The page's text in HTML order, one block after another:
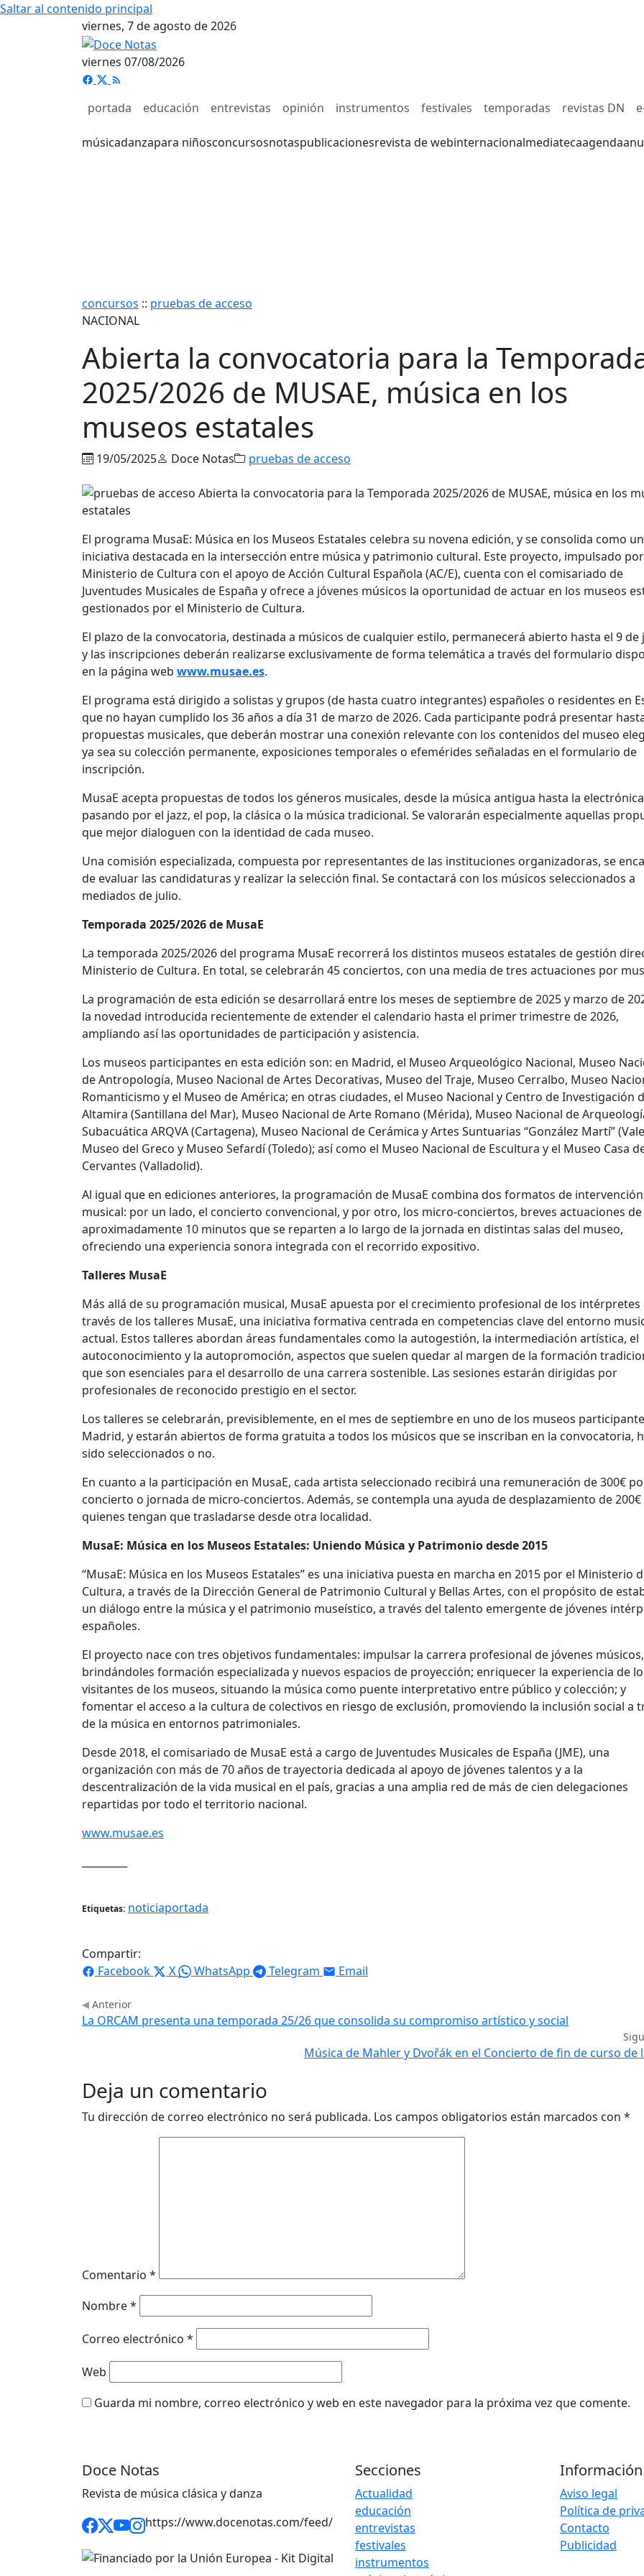
Saltar al contenido principal
viernes, 7 de agosto de 2026
viernes 07/08/2026
portada educación entrevistas opinión instrumentos festivales temporadas revistas DN
músicadanzapara niñosconcursosnotaspublicacionesrevista de webinternacionalmediatecaagenda
concursos :: pruebas de acceso
NACIONAL
Abierta la convocatoria para la
2025/2026 de MUSAE, música en los
museos estatales
19/05/2025 Doce Notas pruebas de acceso
El programa MusaE: Música en los Museos Estatales celebra su novena edición, y se consolida como
iniciativa destacada en la intersección entre música y patrimonio cultural. Este proyecto, impulsado
Ministerio de Cultura con el apoyo de Acción Cultural Española (AC/E), cuenta con el comisariado de
Juventudes Musicales de España y ofrece a jóvenes músicos la oportunidad de actuar en los museos
gestionados por el Ministerio de Cultura.
El plazo de la convocatoria, destinada a músicos de cualquier estilo, permanecerá abierto hasta el 9 de
y las inscripciones deberán realizarse exclusivamente de forma telemática a través del formulario
en la página web www.musae.es.
El programa está dirigido a solistas y grupos (de hasta cuatro integrantes) españoles o residentes en
que no hayan cumplido los 36 años a día 31 de marzo de 2026. Cada participante podrá presentar
propuestas musicales, que deberán mostrar una conexión relevante con los contenidos del museo
ya sea su colección permanente, exposiciones temporales o efemérides señaladas en el formulario de
inscripción.
MusaE acepta propuestas de todos los géneros musicales, desde la música antigua hasta la
pasando por el jazz, el pop, la clásica o la música tradicional. Se valorarán especialmente aquellas
que mejor dialoguen con la identidad de cada museo.
Una comisión especializada, compuesta por representantes de las instituciones organizadoras, se
de evaluar las candidaturas y realizar la selección final. Se contactará con los músicos seleccionados a
mediados de julio.
Temporada 2025/2026 de MusaE
La temporada 2025/2026 del programa MusaE recorrerá los distintos museos estatales de gestión
Ministerio de Cultura. En total, se celebrarán 45 conciertos, con una media de tres actuaciones por
La programación de esta edición se desarrollará entre los meses de septiembre de 2025 y marzo de
la novedad introducida recientemente de extender el calendario hasta el primer trimestre de 2026,
ampliando así las oportunidades de participación y asistencia.
Los museos participantes en esta edición son: en Madrid, el Museo Arqueológico Nacional, Museo
de Antropología, Museo Nacional de Artes Decorativas, Museo del Traje, Museo Cerralbo, Museo
Romanticismo y el Museo de América; en otras ciudades, el Museo Nacional y Centro de Investigación
Altamira (Santillana del Mar), Museo Nacional de Arte Romano (Mérida), Museo Nacional de
Subacuática ARQVA (Cartagena), Museo Nacional de Cerámica y Artes Suntuarias “González Martí”
Museo del Greco y Museo Sefardí (Toledo); así como el Museo Nacional de Escultura y el Museo Casa
Cervantes (Valladolid).
Al igual que en ediciones anteriores, la programación de MusaE combina dos formatos de intervención
musical: por un lado, el concierto convencional, y por otro, los micro-conciertos, breves actuaciones de
aproximadamente 10 minutos que se reparten a lo largo de la jornada en distintas salas del museo,
ofreciendo una experiencia sonora integrada con el recorrido expositivo.
Talleres MusaE
Más allá de su programación musical, MusaE apuesta por el crecimiento profesional de los intérpretes
través de los talleres MusaE, una iniciativa formativa centrada en competencias clave del entorno
actual. Estos talleres abordan áreas fundamentales como la autogestión, la intermediación artística, el
autoconocimiento y la autopromoción, aspectos que suelen quedar al margen de la formación
que son esenciales para el desarrollo de una carrera sostenible. Las sesiones estarán dirigidas por
profesionales de reconocido prestigio en el sector.
Los talleres se celebrarán, previsiblemente, en el mes de septiembre en uno de los museos
Madrid, y estarán abiertos de forma gratuita a todos los músicos que se inscriban en la convocatoria,
sido seleccionados o no.
En cuanto a la participación en MusaE, cada artista seleccionado recibirá una remuneración de 300€
concierto o jornada de micro-conciertos. Además, se contempla una ayuda de desplazamiento de 200€
quienes tengan que trasladarse desde otra localidad.
MusaE: Música en los Museos Estatales: Uniendo Música y Patrimonio desde 2015
“MusaE: Música en los Museos Estatales” es una iniciativa puesta en marcha en 2015 por el Ministerio
Cultura, a través de la Dirección General de Patrimonio Cultural y Bellas Artes, con el propósito de
un diálogo entre la música y el patrimonio museístico, a través del talento emergente de jóvenes
españoles.
El proyecto nace con tres objetivos fundamentales: impulsar la carrera profesional de jóvenes músicos,
brindándoles formación especializada y nuevos espacios de proyección; enriquecer la experiencia de
visitantes de los museos, situando la música como puente interpretativo entre público y colección; y
fomentar el acceso a la cultura de colectivos en riesgo de exclusión, promoviendo la inclusión social a
de la música en entornos patrimoniales.
Desde 2018, el comisariado de MusaE está a cargo de Juventudes Musicales de España (JME), una
organización con más de 70 años de trayectoria dedicada al apoyo de jóvenes talentos y a la
descentralización de la vida musical en el país, gracias a una amplia red de más de cien delegaciones
repartidas por todo el territorio nacional.
www.musae.es
Etiquetas: noticiaportada
Compartir:
Facebook
X WhatsApp Telegram Email
Anterior
La ORCAM presenta una temporada 25/26 que consolida su compromiso artístico y social
Música de Mahler y Dvořák en el Concierto de fin de curso de
Deja un comentario
Tu dirección de correo electrónico no será publicada. Los campos obligatorios están marcados con *
Comentario *
Nombre*
Correo electrónico *
Web
Guarda mi nombre, correo electrónico y web en este navegador para la próxima vez que comente.
Doce Notas
Revista de música clásica y danza
https://www.docenotas.com/feed/
Secciones
Actualidad
educación
entrevistas
festivales
instrumentos
Información
Aviso legal
Política de
Contacto
Publicidad